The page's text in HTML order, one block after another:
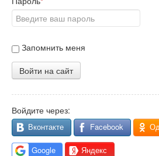
Запомнить меня
Войти на сайт
Войдите через:
Вконтакте Facebook
Google Яндекс